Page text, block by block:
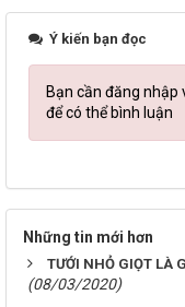
Ý kiến bạn đọc
Bạn cần đăng nhập
để có thể bình luận
Những tin mới hơn
TƯỚI NHỎ GIỌT LÀ
(08/03/2020)